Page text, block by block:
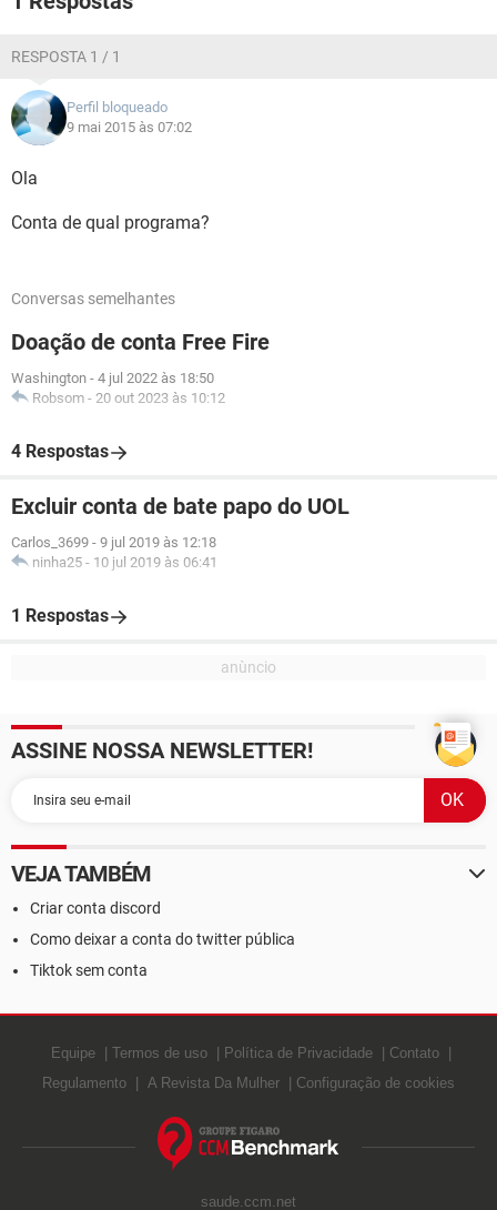
RESPOSTA 1 / 1
Perfil bloqueado
9 mai 2015 às 07:02
Ola
Conta de qual programa?
Conversas semelhantes
Doação de conta Free Fire
Washington - 4 jul 2022 às 18:50
Robsom - 20 out 2023 às 10:12
4 Respostas
Excluir conta de bate papo do UOL
Carlos_3699 - 9 jul 2019 às 12:18
ninha25 - 10 jul 2019 às 06:41
1 Respostas
ASSINE NOSSA NEWSLETTER!
VEJA TAMBÉM
Criar conta discord
Como deixar a conta do twitter pública
Tiktok sem conta
Equipe Termos de uso Política de Privacidade
Contato
Regulamento
A Revista Da Mulher Configuração de cookies
saude.ccm.net